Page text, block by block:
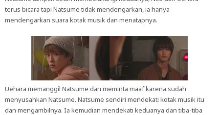
terus bicara tapi Natsume tidak mendengarkan, ia hanya
mendengarkan suara kotak musik dan menatapnya.
Uehara memanggil Natsume dan meminta maaf karena sudah
menyusahkan Natsume. Natsume sendiri mendekati kotak musik itu
dan mengambilnya. Ia kemudian mendekati keduanya dan tiba-tiba